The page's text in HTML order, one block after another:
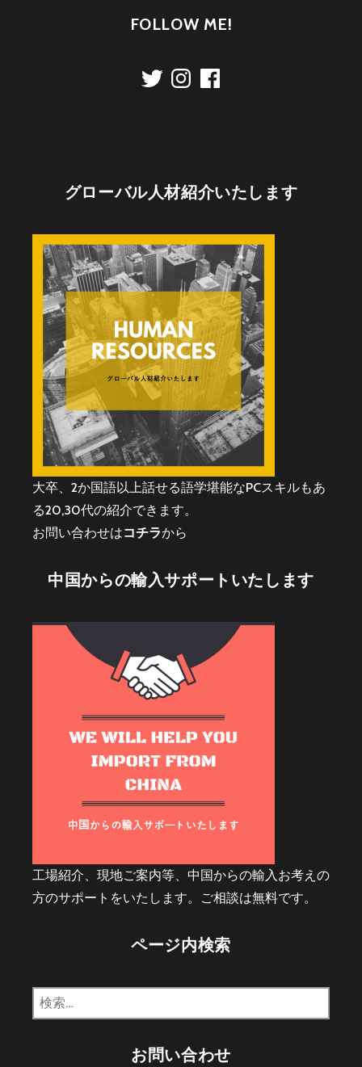
FOLLOW ME!
TwitterInstagramFacebook
グローバル人材紹介いたします
大卒、2か国語以上話せる語学堪能なPCスキルもあ
る20,30代の紹介できます。
お問い合わせはコチラから
中国からの輸入サポートいたします
工場紹介、現地ご案内等、中国からの輸入お考えの
方のサポートをいたします。ご相談は無料です。
ページ内検索
検
索:
お問い合わせ